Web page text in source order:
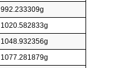
992.233309g
1020.582833g
1048.932356g
1077.281879g